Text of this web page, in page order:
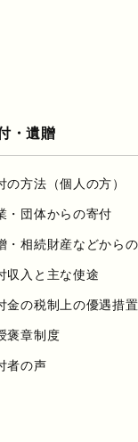
・遺贈
の方法（個人の方）
・団体からの寄付
・相続財産などから
収入と主な使途
金の税制上の優遇措置
褒章制度
者の声